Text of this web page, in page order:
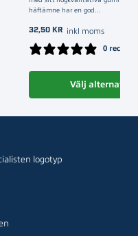
häftämne har en god...
32,50 kr inkl moms
0
Välj alternativ